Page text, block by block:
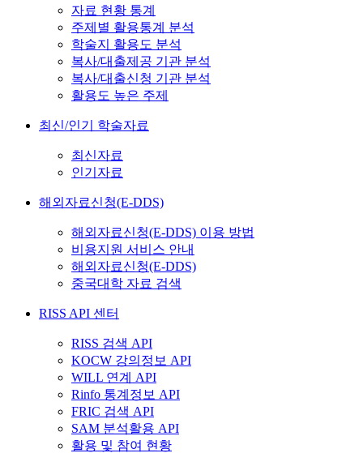
자료 현황 통계
주제별 활용통계 분석
학술지 활용도 분석
복사/대출제공 기관 분석
복사/대출신청 기관 분석
활용도 높은 주제
최신/인기 학술자료
최신자료
인기자료
해외자료신청(E-DDS)
해외자료신청(E-DDS) 이용 방법
비용지원 서비스 안내
해외자료신청(E-DDS)
중국대학 자료 검색
RISS API 센터
RISS 검색 API
KOCW 강의정보 API
WILL 연계 API
Rinfo 통계정보 API
FRIC 검색 API
SAM 분석활용 API
활용 및 참여 현황